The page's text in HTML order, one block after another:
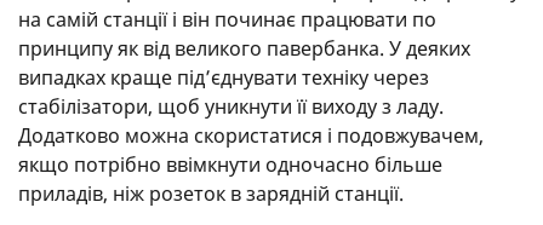
на самій станції і він починає працювати по
принципу як від великого павербанка. У деяких
випадках краще під’єднувати техніку через
стабілізатори, щоб уникнути її виходу з ладу.
Додатково можна скористатися і подовжувачем,
якщо потрібно ввімкнути одночасно більше
приладів, ніж розеток в зарядній станції.